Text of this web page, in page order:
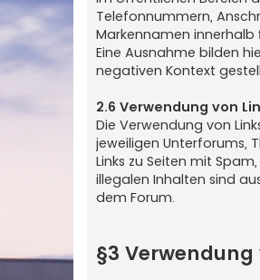
Telefonnummern,
Markennamen innerhalb
Eine Ausnahme bilden
negativen Kontext
2.6 Verwendung von
Die Verwendung von
jeweiligen Unterforums,
Links zu Seiten mit
illegalen Inhalten sind
dem Forum.
§3